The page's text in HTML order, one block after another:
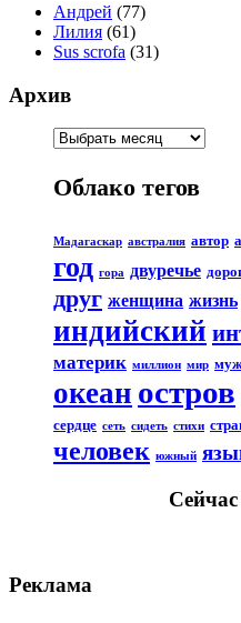
Андрей (77)
Лилия (61)
Sus scrofa (31)
Архив
Облако тегов
Мадагаскар австралия автор
год гора двуречье
друг женщина жизнь
индийский
материк миллион мир
океан остров
сердце сеть сидеть стихи
человек южный
Сейчас
Реклама